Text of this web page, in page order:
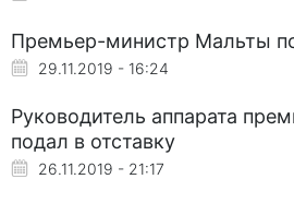
Премьер-министр Мальты
29.11.2019 - 16:24
Руководитель аппарата
подал в отставку
26.11.2019 - 21:17